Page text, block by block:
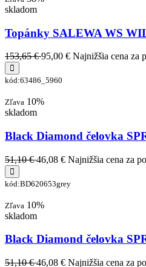
skladom
Topánky SALEWA WS
153,65 €95,00 € Najnižšia cena za
kód:63486_5960
Zľava 10%
skladom
Black Diamond čelovka
51,10 €46,08 € Najnižšia cena za
kód:BD620653grey
Zľava 10%
skladom
Black Diamond čelovka
51,10 €46,08 € Najnižšia cena za